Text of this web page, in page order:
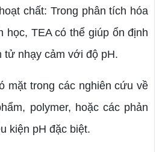
chất: Trong phân tích hóa
học, TEA có thể giúp ổn định
tử nhạy cảm với độ pH.
mặt trong các nghiên cứu về
polymer, hoặc các phản
kiện pH đặc biệt.